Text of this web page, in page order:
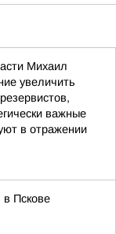
Михаил
увеличить
важные
в отражении
в Пскове